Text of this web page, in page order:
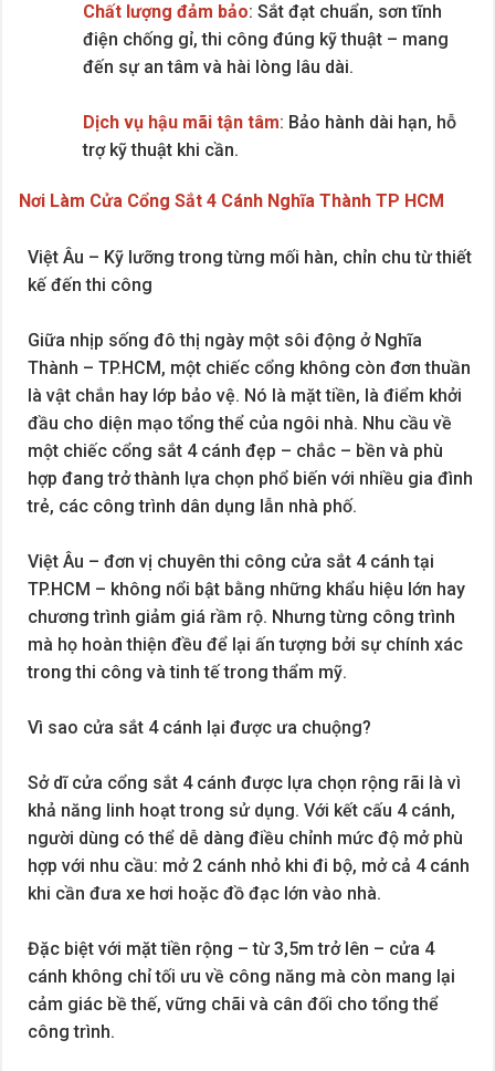
Chất lượng đảm bảo: Sắt đạt chuẩn, sơn tĩnh
điện chống gỉ, thi công đúng kỹ thuật – mang
đến sự an tâm và hài lòng lâu dài.
Dịch vụ hậu mãi tận tâm: Bảo hành dài hạn, hỗ
trợ kỹ thuật khi cần.
Nơi Làm Cửa Cổng Sắt 4 Cánh Nghĩa Thành TP HCM
Việt Âu – Kỹ lưỡng trong từng mối hàn, chỉn chu từ thiết
kế đến thi công
Giữa nhịp sống đô thị ngày một sôi động ở Nghĩa
Thành – TP.HCM, một chiếc cổng không còn đơn thuần
là vật chắn hay lớp bảo vệ. Nó là mặt tiền, là điểm khởi
đầu cho diện mạo tổng thể của ngôi nhà. Nhu cầu về
một chiếc cổng sắt 4 cánh đẹp – chắc – bền và phù
hợp đang trở thành lựa chọn phổ biến với nhiều gia đình
trẻ, các công trình dân dụng lẫn nhà phố.
Việt Âu – đơn vị chuyên thi công cửa sắt 4 cánh tại
TP.HCM – không nổi bật bằng những khẩu hiệu lớn hay
chương trình giảm giá rầm rộ. Nhưng từng công trình
mà họ hoàn thiện đều để lại ấn tượng bởi sự chính xác
trong thi công và tinh tế trong thẩm mỹ.
Vì sao cửa sắt 4 cánh lại được ưa chuộng?
Sở dĩ cửa cổng sắt 4 cánh được lựa chọn rộng rãi là vì
khả năng linh hoạt trong sử dụng. Với kết cấu 4 cánh,
người dùng có thể dễ dàng điều chỉnh mức độ mở phù
hợp với nhu cầu: mở 2 cánh nhỏ khi đi bộ, mở cả 4 cánh
khi cần đưa xe hơi hoặc đồ đạc lớn vào nhà.
Đặc biệt với mặt tiền rộng – từ 3,5m trở lên – cửa 4
cánh không chỉ tối ưu về công năng mà còn mang lại
cảm giác bề thế, vững chãi và cân đối cho tổng thể
công trình.